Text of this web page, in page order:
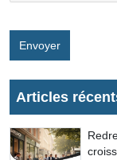
Envoyer
Articles